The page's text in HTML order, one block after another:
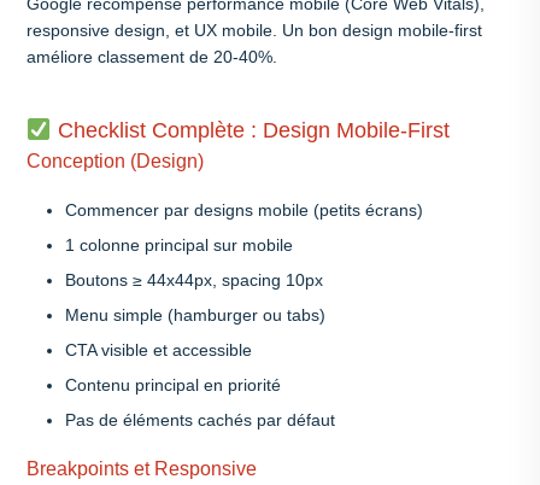
responsive design, et UX mobile. Un bon design mobile-first
améliore classement de 20-40%.
Checklist Complète : Design Mobile-First
Conception (Design)
Commencer par designs mobile (petits écrans)
1 colonne principal sur mobile
Boutons ≥ 44x44px, spacing 10px
Menu simple (hamburger ou tabs)
CTA visible et accessible
Contenu principal en priorité
Pas de éléments cachés par défaut
Breakpoints et Responsive